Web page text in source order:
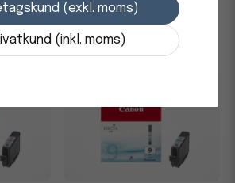
+
Skickas från leverantör
-
(exkl. moms)
(inkl. moms)